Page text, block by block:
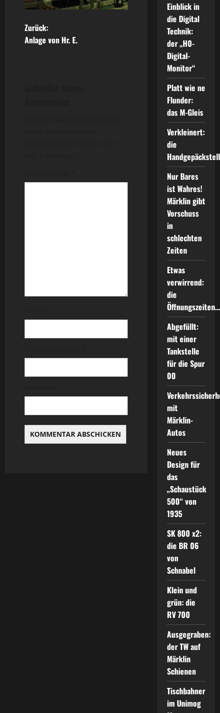
B
a
t
i
o
n
Zurück:
Anlage von Hr. E.
Einblick in
die Digital
Technik:
der „H0-
Digital-
Monitor“
Platt wie ne
Flunder:
das M-Gleis
Verkleinert:
die
Nur Bares
ist Wahres!
Märklin gibt
Vorschuss
in
schlechten
Zeiten
Etwas
verwirrend:
die
Öffnungszeiten…
Abgefüllt:
mit einer
Tankstelle
für die Spur
00
mit
Märklin-
Autos
Neues
Design für
das
„Schaustück
500“ von
1935
SK 800 x2:
die BR 06
von
Schnabel
Klein und
grün: die
RV 700
Ausgegraben:
der TW auf
Märklin
Schienen
Tischbahner
im Unimog